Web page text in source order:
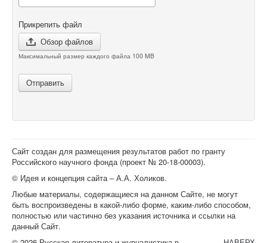
Прикрепить файл
Обзор файлов
Максимальный размер каждого файла 100 MB
Отправить
Сайт создан для размещения результатов работ по гранту
Российского научного фонда (проект № 20-18-00003).
© Идея и концепция сайта – А.А. Холиков.
Любые материалы, содержащиеся на данном Сайте, не могут
быть воспроизведены в какой-либо форме, каким-либо способом,
полностью или частично без указания источника и ссылки на
данный Сайт.